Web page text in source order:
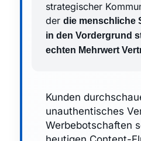
strategischer
der die menschliche
in den Vordergrund
echten Mehrwert
Kunden
unauthentisches
Werbebotschaften